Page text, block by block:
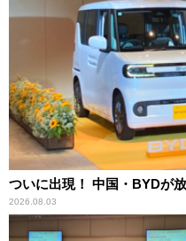
ついに出現！ 中国・BYDが
2026.08.03